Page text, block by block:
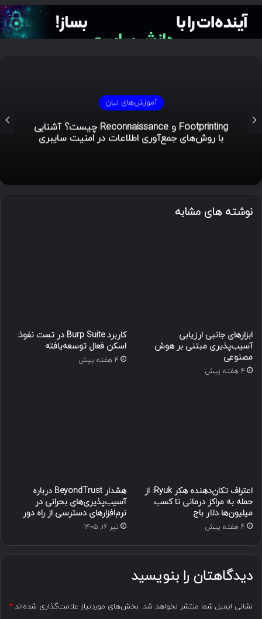
آموزش‌های لیان
Footprinting و Reconnaissance چیست؟ آشنایی
با روش‌های جمع‌آوری اطلاعات در امنیت سایبری
نوشته های مشابه
ابزارهای جانبی ارزیابی
آسیب‌پذیری مبتنی بر هوش
مصنوعی
4 هفته پیش
کاربرد Burp Suite در تست نفوذ:
اسکن فعال توسعه‌یافته
4 هفته پیش
اعتراف تکان‌دهنده هکر Ryuk: از
حمله به مراکز درمانی تا کسب
میلیون‌ها دلار باج
4 هفته پیش
هشدار BeyondTrust درباره
آسیب‌پذیری‌های بحرانی در
نرم‌افزارهای دسترسی از راه دور
تیر ۱۶, ۱۴۰۵
دیدگاهتان را بنویسید
نشانی ایمیل شما منتشر نخواهد شد. بخش‌های موردنیاز علامت‌گذاری شده‌اند*